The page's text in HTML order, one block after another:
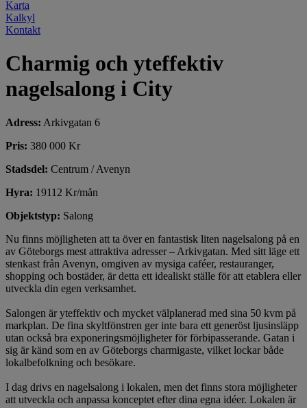
Karta
Kalkyl
Kontakt
Charmig och yteffektiv
nagelsalong i City
Adress: Arkivgatan 6
Pris: 380 000 Kr
Stadsdel: Centrum / Avenyn
Hyra: 19112 Kr/mån
Objektstyp: Salong
Nu finns möjligheten att ta över en fantastisk liten nagelsalong på en
av Göteborgs mest attraktiva adresser – Arkivgatan. Med sitt läge ett
stenkast från Avenyn, omgiven av mysiga caféer, restauranger,
shopping och bostäder, är detta ett idealiskt ställe för att etablera eller
utveckla din egen verksamhet.
Salongen är yteffektiv och mycket välplanerad med sina 50 kvm på
markplan. De fina skyltfönstren ger inte bara ett generöst ljusinsläpp
utan också bra exponeringsmöjligheter för förbipasserande. Gatan i
sig är känd som en av Göteborgs charmigaste, vilket lockar både
lokalbefolkning och besökare.
I dag drivs en nagelsalong i lokalen, men det finns stora möjligheter
att utveckla och anpassa konceptet efter dina egna idéer. Lokalen är